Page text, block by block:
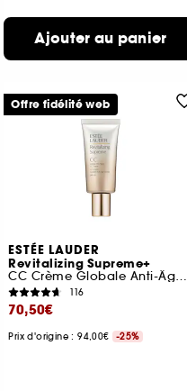
Ajouter au panier
ESTÉE LAUDER
Revitalizing Supreme+
CC Crème Globale Anti-Âge Teintée SPF 10
116
70,50€
Prix d'origine : 94,00€ -25%
Offre fidélité web